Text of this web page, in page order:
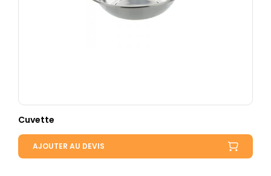
Cuvette
AJOUTER AU DEVIS